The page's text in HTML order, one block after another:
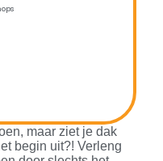
maar ziet je dak
begin uit?! Verleng